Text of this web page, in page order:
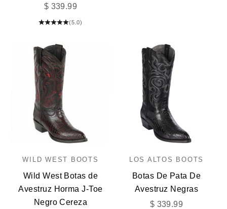
Precio de oferta
$ 339.99
(5.0)
WILD WEST BOOTS
Wild West Botas de
Avestruz Horma J-Toe
Negro Cereza
LOS ALTOS BOOTS
Botas De Pata De
Avestruz Negras
Precio de oferta
$ 339.99